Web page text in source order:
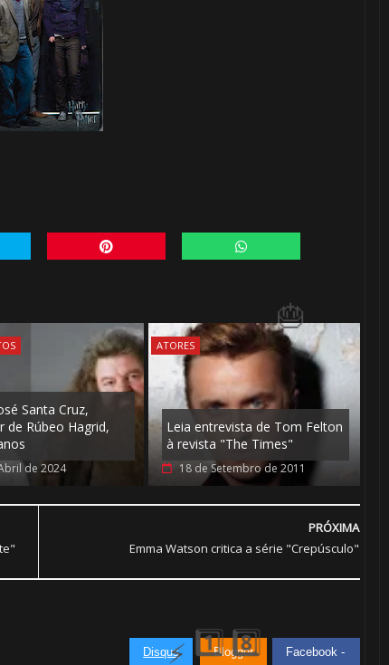
Santa Cruz,
de Rúbeo Hagrid,
de 2024
ATORES
Leia entrevista de Tom Felton
à revista "The Times"
18 de Setembro de 2011
PRÓXIMA
Emma Watson critica a série "Crepúsculo"
Disqus Blogger Facebook -
⚡